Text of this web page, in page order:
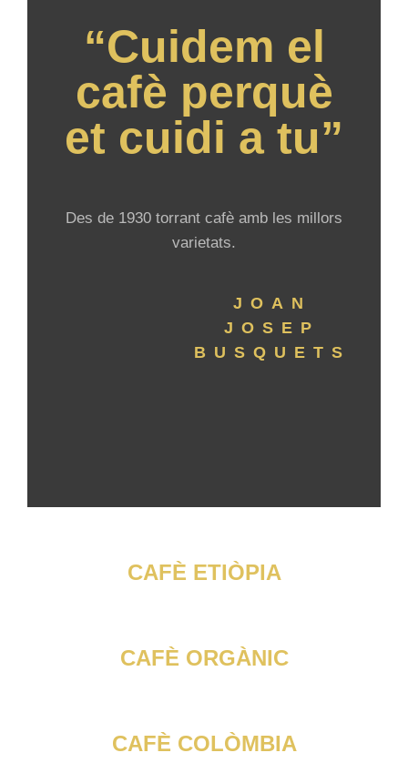
“Cuidem el
cafè perquè
et cuidi a tu”
Des de 1930 torrant cafè amb les millors
varietats.
JOAN
JOSEP
BUSQUETS
CAFÈ ETIÒPIA
CAFÈ ORGÀNIC
CAFÈ COLÒMBIA